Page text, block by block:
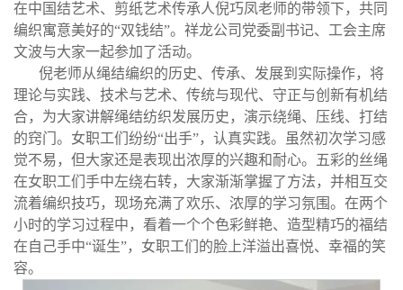
在中国结艺术、剪纸艺术传承人倪巧凤老师的带领下，共同
编织寓意美好的“双钱结”。祥龙公司党委副书记、工会主席
文波与大家一起参加了活动。
倪老师从绳结编织的历史、传承、发展到实际操作，将
理论与实践、技术与艺术、传统与现代、守正与创新有机结
合，为大家讲解绳结纺织发展历史，演示绕绳、压线、打结
的窍门。女职工们纷纷“出手”，认真实践。虽然初次学习感
觉不易，但大家还是表现出浓厚的兴趣和耐心。五彩的丝绳
在女职工们手中左绕右转，大家渐渐掌握了方法，并相互交
流着编织技巧，现场充满了欢乐、浓厚的学习氛围。在两个
小时的学习过程中，看着一个个色彩鲜艳、造型精巧的福结
在自己手中“诞生”，女职工们的脸上洋溢出喜悦、幸福的笑
容。